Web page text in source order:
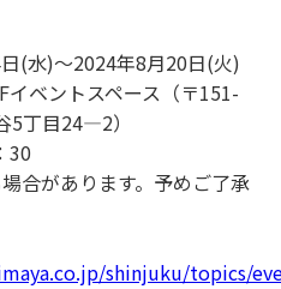
(水)～2024年8月20日(火)
イベントスペース（〒151-
5丁目24―2）
30
合があります。予めご了承
shinjuku/topics/